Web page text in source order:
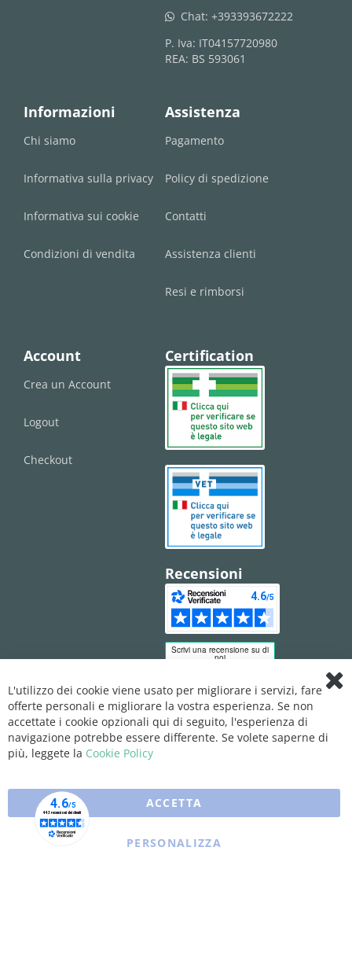
whatsapp Chat: +393393672222
P. Iva: IT04157720980
REA: BS 593061
Informazioni
Chi siamo
Informativa sulla privacy
Informativa sui cookie
Condizioni di vendita
Assistenza
Pagamento
Policy di spedizione
Contatti
Assistenza clienti
Resi e rimborsi
Account
Crea un Account
Logout
Checkout
Certification
Recensioni
L'utilizzo dei cookie viene usato per migliorare i servizi, fare
offerte personali e migliorare la vostra esperienza. Se non
accettate i cookie opzionali qui di seguito, l'esperienza di
navigazione potrebbe essere differente. Se volete saperne di
più, leggete la Cookie Policy
ACCETTA
PERSONALIZZA